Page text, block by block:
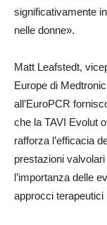
significativamente
nelle donne».
Matt Leafstedt,
Europe di
all’EuroPCR
che la TAVI Evolut
rafforza l’efficacia
prestazioni
l’importanza delle
approcci terapeutici